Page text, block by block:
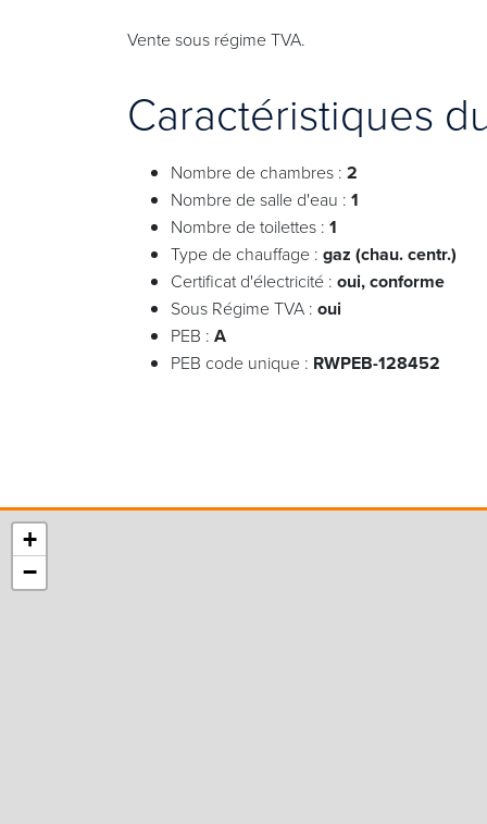
Vente sous régime TVA.
Caractéristiques
Nombre de chambres : 2
Nombre de salle d'eau : 1
Nombre de toilettes : 1
Type de chauffage : gaz (chau. centr.)
Certificat d'électricité : oui, conforme
Sous Régime TVA : oui
PEB : A
PEB code unique : RWPEB-128452
+
−